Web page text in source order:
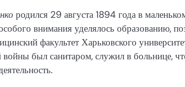
родился 29 августа 1894 года в
внимания уделялось образованию,
факультет Харьковского
был санитаром, служил в больнице,